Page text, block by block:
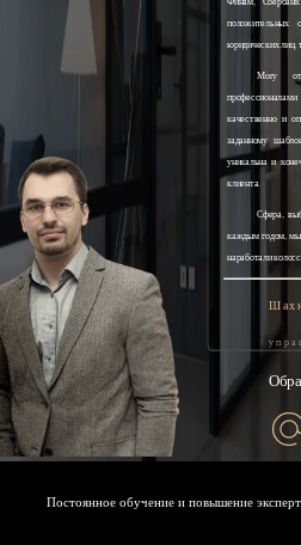
положительных
юридических лиц,
Могу
качественно и
заданному
уникальна и
клиента.
Сфера,
каждым годом, мы
наработали
Постоянное обучение и повышение